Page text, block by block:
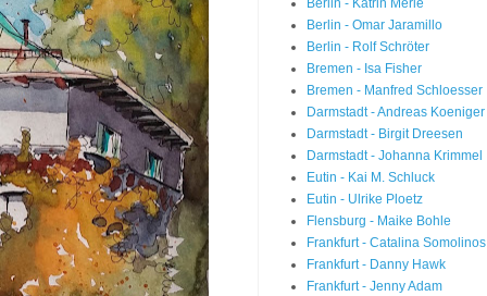
Berlin - Katrin Merle
Berlin - Omar Jaramillo
Berlin - Rolf Schröter
Bremen - Isa Fisher
Bremen - Manfred Schloesser
Darmstadt - Andreas Koeniger
Darmstadt - Birgit Dreesen
Darmstadt - Johanna Krimmel
Eutin - Kai M. Schluck
Eutin - Ulrike Ploetz
Flensburg - Maike Bohle
Frankfurt - Catalina Somolinos
Frankfurt - Danny Hawk
Frankfurt - Jenny Adam